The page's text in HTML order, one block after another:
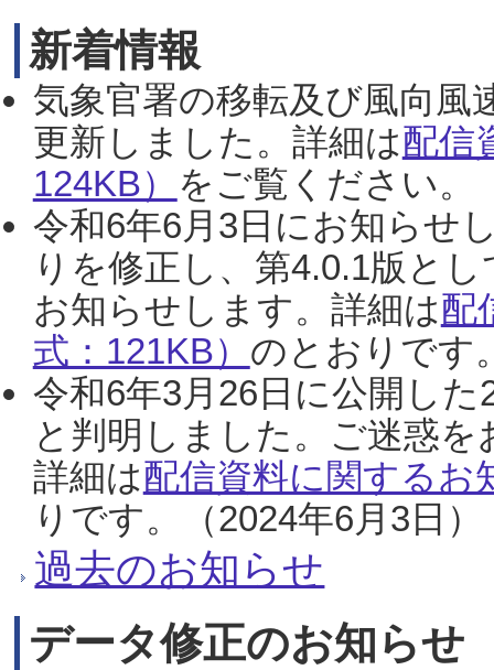
新着情報
気象官署の移転及び風向風
更新しました。詳細は配信
124KB） をご覧ください。
令和6年6月3日にお知らせ
りを修正し、第4.0.1版と
お知らせします。詳細は配
式：121KB） のとおりです
令和6年3月26日に公開し
と判明しました。ご迷惑
詳細は配信資料に関するお
りです。（2024年6月3日）
過去のお知らせ
データ修正のお知らせ